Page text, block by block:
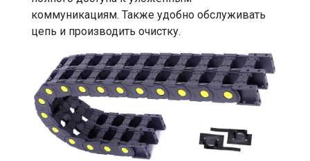
коммуникациям. Также удобно обслуживать
цепь и производить очистку.